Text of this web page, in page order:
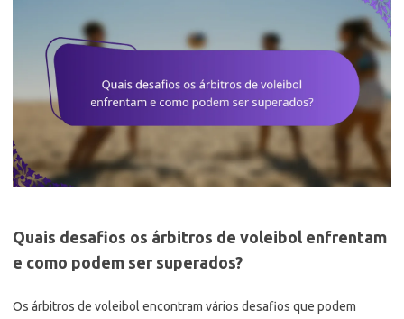
Quais desafios os árbitros de voleibol enfrentam
e como podem ser superados?
Os árbitros de voleibol encontram vários desafios que podem